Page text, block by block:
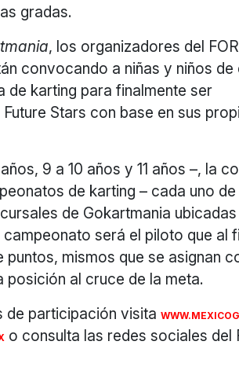
gradas.
, los organizadores del
convocando a niñas y niños de
de karting para finalmente ser
Stars con base en sus
9 a 10 años y 11 años –, la
de karting – cada uno
de Gokartmania
será el piloto que al
mismos que se asignan
al cruce de la meta.
de participación visita
o consulta las redes sociales del